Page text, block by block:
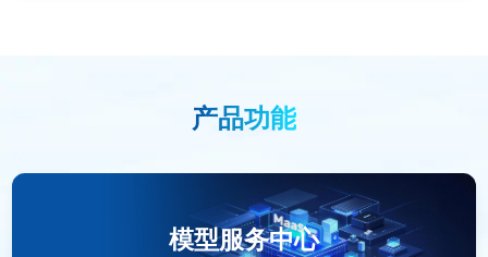
产品功能
模型服务中心